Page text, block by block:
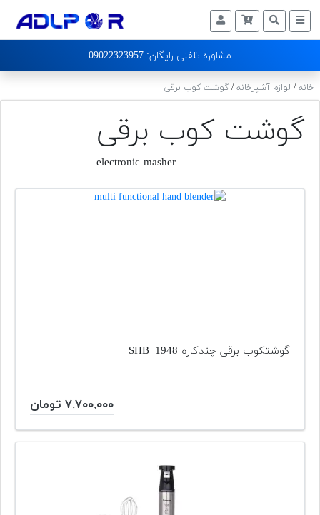
خانگی
تماس
با
ما
09022323957 :مشاوره تلفنی رایگان
خانه/ لوازم آشپزخانه/ گوشت کوب برقی
گوشت کوب برقی
electronic masher
گوشتکوب برقی چندکاره SHB_1948
۷,۷۰۰,۰۰۰ تومان